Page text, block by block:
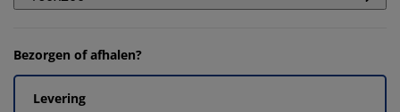
Bezorgen of afhalen?
Levering